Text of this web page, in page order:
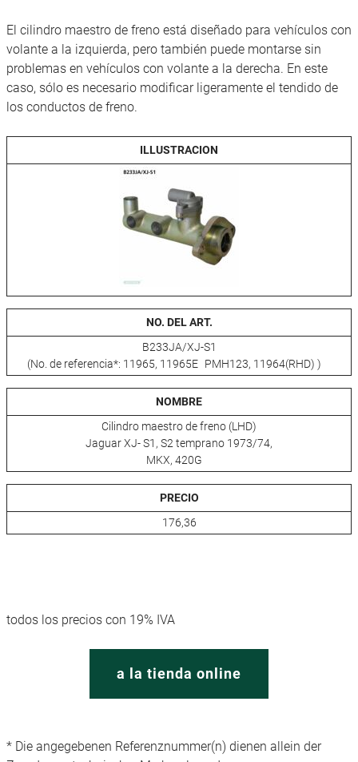
El cilindro maestro de freno está diseñado para vehículos con
volante a la izquierda, pero también puede montarse sin
problemas en vehículos con volante a la derecha. En este
caso, sólo es necesario modificar ligeramente el tendido de
los conductos de freno.
ILLUSTRACION
NO. DEL ART.
B233JA/XJ-S1
(No. de referencia*: 11965, 11965E PMH123, 11964(RHD) )
NOMBRE
Cilindro maestro de freno (LHD)
Jaguar XJ- S1, S2 temprano 1973/74,
MKX, 420G
PRECIO
176,36
todos los precios con 19% IVA
a la tienda online
* Die angegebenen Referenznummer(n) dienen allein der